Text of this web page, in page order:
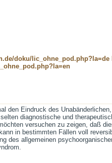
doku/lic_ohne_pod.php?la=de
den Eindruck des
diagnostische und
versuchen zu zeigen, daß
in bestimmten Fällen voll
des allgemeinen